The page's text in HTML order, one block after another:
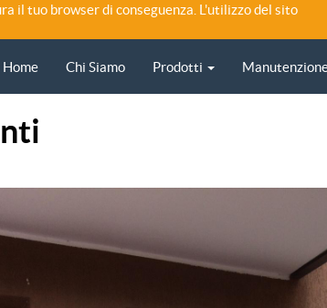
il tuo browser di conseguenza. L'utilizzo del sito
Home Chi Siamo Prodotti